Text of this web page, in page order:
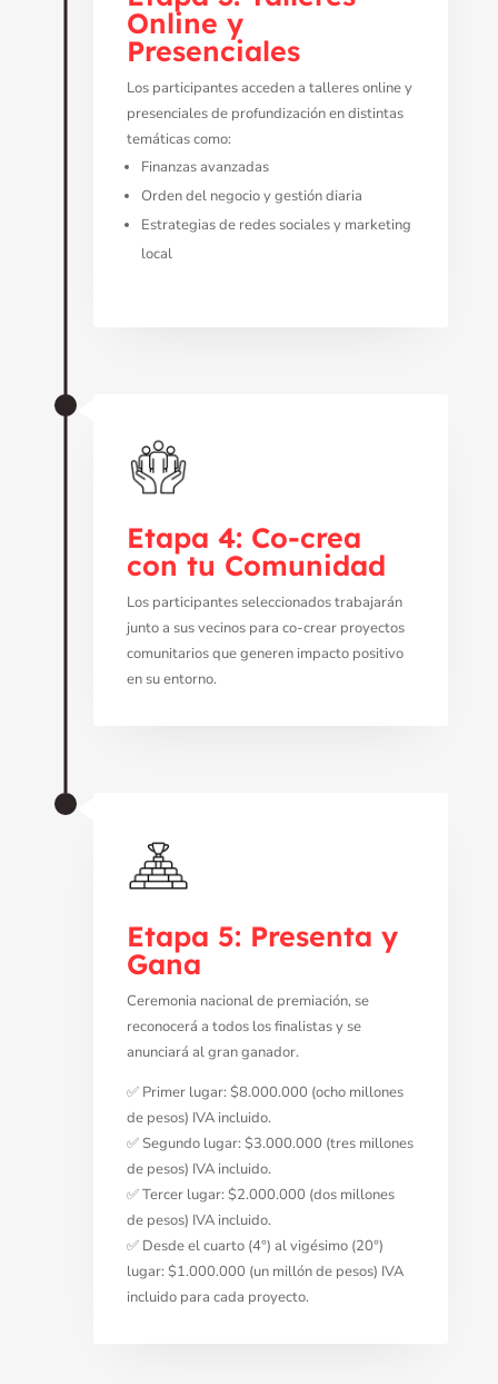
Online y
Presenciales
Los participantes acceden a talleres online y
presenciales de profundización en distintas
temáticas como:
Finanzas avanzadas
Orden del negocio y gestión diaria
Estrategias de redes sociales y marketing
local
Etapa 4: Co-crea
con tu Comunidad
Los participantes seleccionados trabajarán
junto a sus vecinos para co-crear proyectos
comunitarios que generen impacto positivo
en su entorno.
Etapa 5: Presenta y
Gana
Ceremonia nacional de premiación, se
reconocerá a todos los finalistas y se
anunciará al gran ganador.
✅ Primer lugar: $8.000.000 (ocho millones
de pesos) IVA incluido.
✅ Segundo lugar: $3.000.000 (tres millones
de pesos) IVA incluido.
✅Tercer lugar: $2.000.000 (dos millones
de pesos) IVA incluido.
✅ Desde el cuarto (4°) al vigésimo (20°)
lugar: $1.000.000 (un millón de pesos) IVA
incluido para cada proyecto.